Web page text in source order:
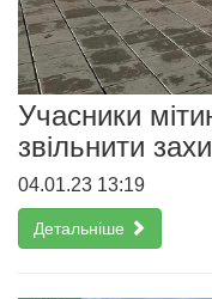
Учасники
звільнити
04.01.23 13:19
Детальніше